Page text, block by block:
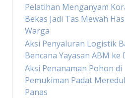
Pelatihan Menganyam
Bekas Jadi Tas Mewah
Warga
Aksi Penyaluran Logistik
Bencana Yayasan ABM ke
Aksi Penanaman Pohon di
Pemukiman Padat
Panas